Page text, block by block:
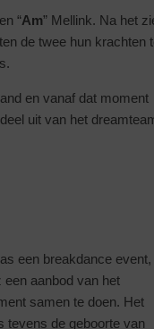
“Am” Mellink. Na het
de twee hun krachten
en vanaf dat moment
uit van het
een breakdance event,
een aanbod van het
samen te doen. Het
tevens de geboorte van